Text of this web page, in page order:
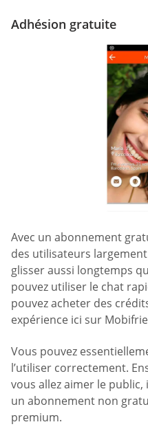
Adhésion gratuite
Avec un abonnement
des utilisateurs
glisser aussi longtemps
pouvez utiliser le chat
pouvez acheter des
expérience ici sur
Vous pouvez
l’utiliser correctement.
vous allez aimer le public,
un abonnement non
premium.